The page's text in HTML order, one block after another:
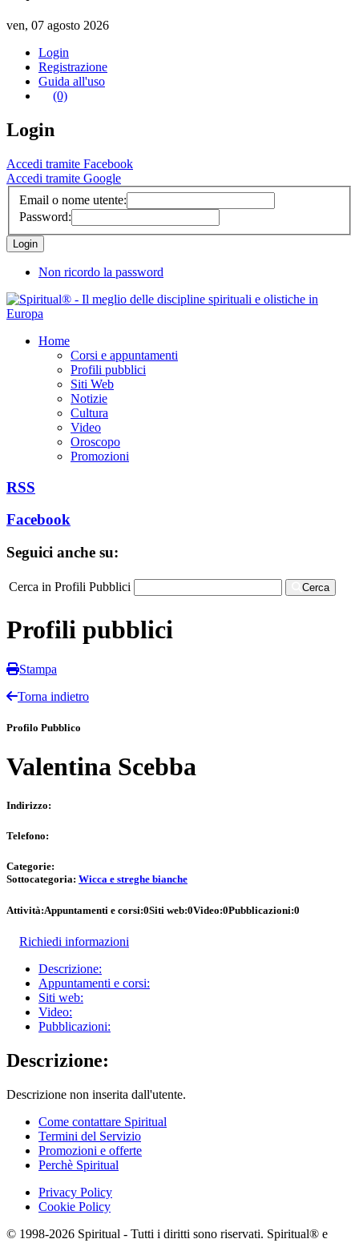
ven, 07 agosto 2026
Login
Registrazione
Guida all'uso
(0)
Login
Accedi tramite Facebook
Accedi tramite Google
Email o nome utente:
Password:
Non ricordo la password
Home
Corsi e appuntamenti
Profili pubblici
Siti Web
Notizie
Cultura
Video
Oroscopo
Promozioni
RSS
Facebook
Seguici anche su:
Cerca in Profili Pubblici Cerca
Profili pubblici
Stampa
Torna indietro
Profilo Pubblico
Valentina Scebba
Indirizzo:
Telefono:
Categorie:
Sottocategoria: Wicca e streghe bianche
Attività:Appuntamenti e corsi:0Siti web:0Video:0Pubblicazioni:0
Richiedi informazioni
Descrizione:
Appuntamenti e corsi:
Siti web:
Video:
Pubblicazioni:
Descrizione:
Descrizione non inserita dall'utente.
Come contattare Spiritual
Termini del Servizio
Promozioni e offerte
Perchè Spiritual
Privacy Policy
Cookie Policy
© 1998-2026 Spiritual - Tutti i diritti sono riservati. Spiritual® e